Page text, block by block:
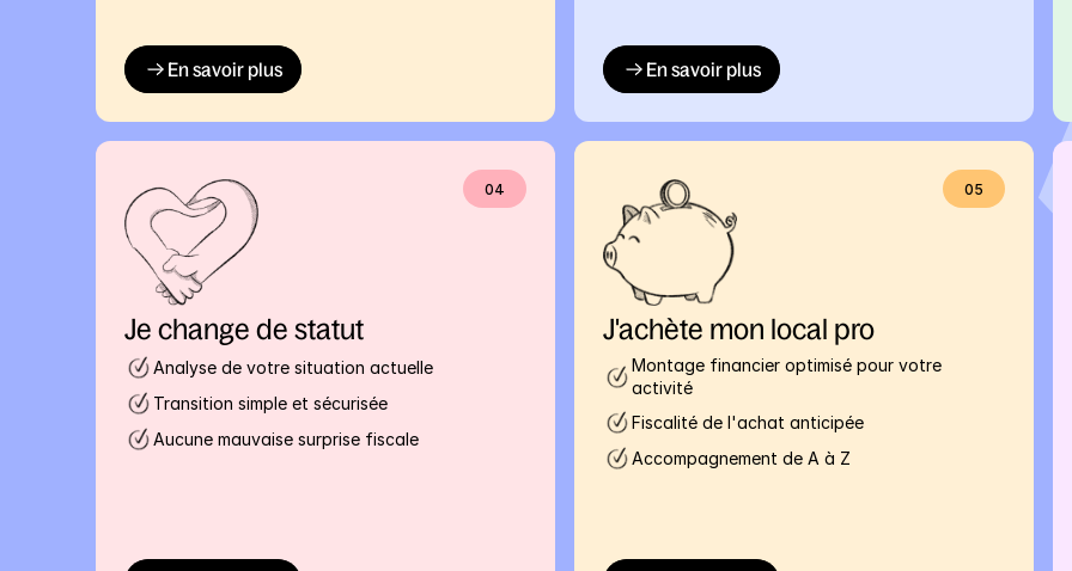
En savoir plus En savoir plus
04
Je change de statut
Analyse de votre situation actuelle
Transition simple et sécurisée
Aucune mauvaise surprise fiscale
05
J'achète mon local pro
Montage financier optimisé pour votre
activité
Fiscalité de l'achat anticipée
Accompagnement de A à Z